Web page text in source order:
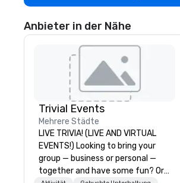
Anbieter in der Nähe
Trivial Events
Mehrere Städte
LIVE TRIVIA! (LIVE AND VIRTUAL
EVENTS!) Looking to bring your
group — business or personal —
together and have some fun? Or